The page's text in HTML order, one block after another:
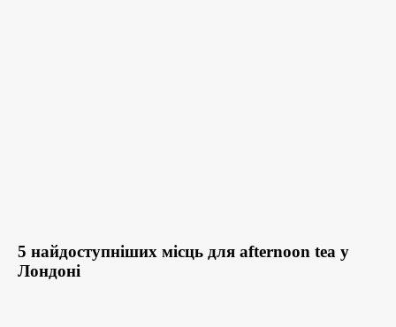
5 найдоступніших місць для afternoon tea у
Лондоні